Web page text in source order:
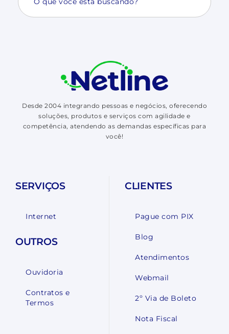
Desde 2004 integrando pessoas e negócios, oferecendo
soluções, produtos e serviços com agilidade e
competência, atendendo as demandas específicas para
você!
SERVIÇOS
Internet
OUTROS
Ouvidoria
Contratos e
Termos
CLIENTES
Pague com PIX
Blog
Atendimentos
Webmail
2º Via de Boleto
Nota Fiscal